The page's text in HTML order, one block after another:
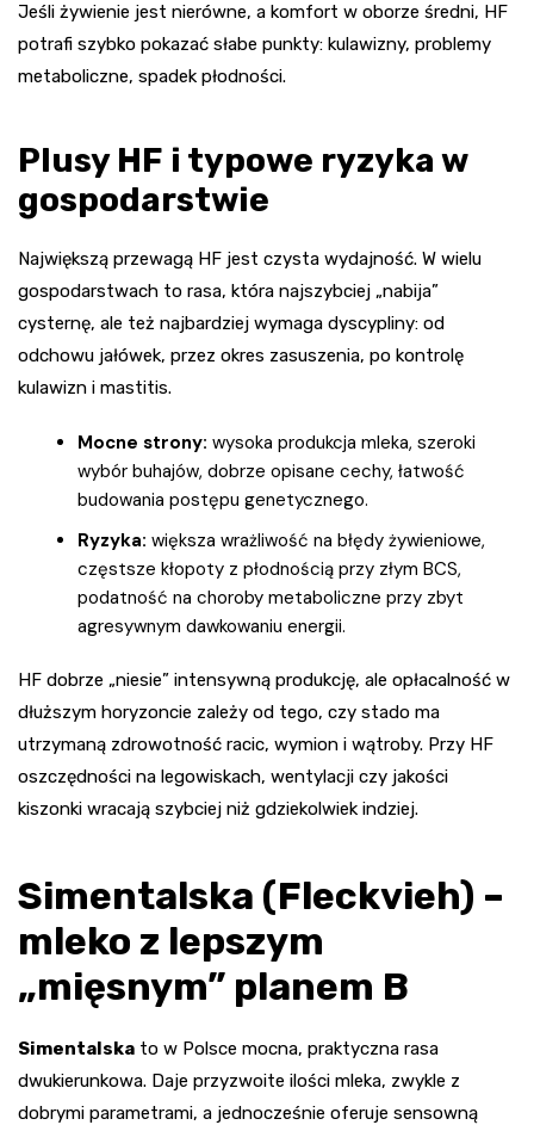
Jeśli żywienie jest nierówne, a komfort w oborze średni, HF
potrafi szybko pokazać słabe punkty: kulawizny, problemy
metaboliczne, spadek płodności.
Plusy HF i typowe ryzyka w
gospodarstwie
Największą przewagą HF jest czysta wydajność. W wielu
gospodarstwach to rasa, która najszybciej „nabija”
cysternę, ale też najbardziej wymaga dyscypliny: od
odchowu jałówek, przez okres zasuszenia, po kontrolę
kulawizn i mastitis.
Mocne strony: wysoka produkcja mleka, szeroki
wybór buhajów, dobrze opisane cechy, łatwość
budowania postępu genetycznego.
Ryzyka: większa wrażliwość na błędy żywieniowe,
częstsze kłopoty z płodnością przy złym BCS,
podatność na choroby metaboliczne przy zbyt
agresywnym dawkowaniu energii.
HF dobrze „niesie” intensywną produkcję, ale opłacalność w
dłuższym horyzoncie zależy od tego, czy stado ma
utrzymaną zdrowotność racic, wymion i wątroby. Przy HF
oszczędności na legowiskach, wentylacji czy jakości
kiszonki wracają szybciej niż gdziekolwiek indziej.
Simentalska (Fleckvieh) –
mleko z lepszym
„mięsnym” planem B
Simentalska to w Polsce mocna, praktyczna rasa
dwukierunkowa. Daje przyzwoite ilości mleka, zwykle z
dobrymi parametrami, a jednocześnie oferuje sensowną